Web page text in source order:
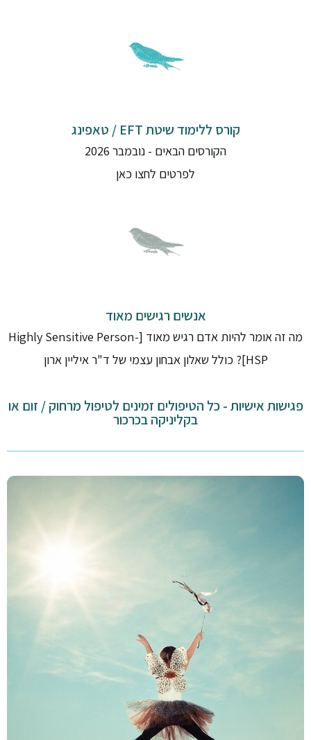
קורס ללימוד שיטת EFT / טאפינג
הקורסים הבאים - נובמבר 2026
לפרטים לחצו כאן
אנשים רגישים מאוד
מה זה אומר להיות אדם רגיש מאוד [Highly Sensitive Person-
HSP]? כולל שאלון אבחון עצמי של ד"ר איליין ארון
פגישות אישיות - כל הטיפולים זמינים לטיפול מרחוק / זום או
בקליניקה בכרכור